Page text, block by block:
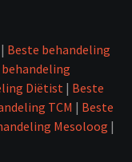
| Beste behandeling
Diëtist | Beste
TCM | Beste
Mesoloog |